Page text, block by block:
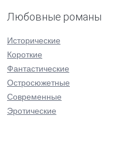
Любовные романы
Исторические
Короткие
Фантастические
Остросюжетные
Современные
Эротические